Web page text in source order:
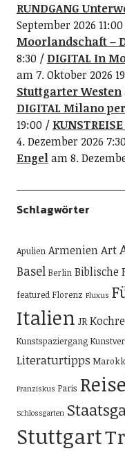
RUNDGANG
September 2026 11:00
Moorlandschaft –
8:30
DIGITAL In
am 7. Oktober 2026
Stuttgarter Westen
DIGITAL Milano
19:00
4. Dezember 2026
Engelam 8.
Schlagwörter
Apulien ArmenienArt
Basel Berlin Biblische
featured Florenz Fluxus
Italien JR
Kunstspaziergang
Literaturtipps
Franziskus Paris
Schlossgarten
Stuttgart